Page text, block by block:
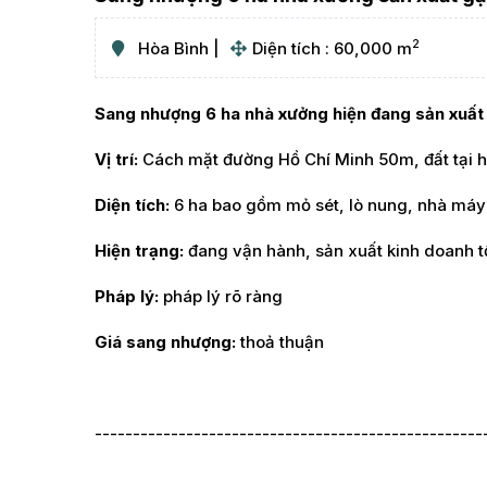
Hòa Bình Diện tích : 60,000 m2
Sang nhượng 6 ha nhà xưởng hiện đang sản
Vị trí: Cách mặt đường Hồ Chí Minh 50m, đất tại
Diện tích: 6 ha bao gồm mỏ sét, lò nung, nhà
Hiện trạng: đang vận hành, sản xuất kinh doanh
Pháp lý: pháp lý rõ ràng
Giá sang nhượng:thoả thuận